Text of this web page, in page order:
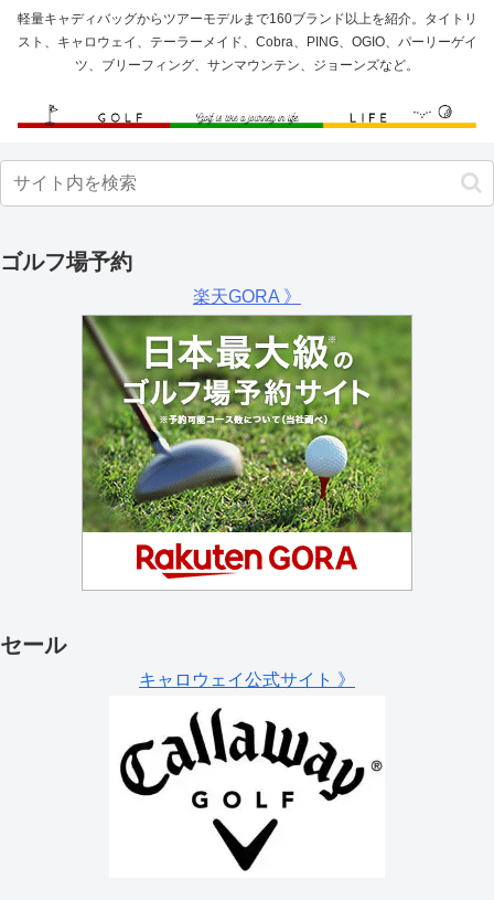
軽量キャディバッグからツアーモデルまで160ブランド以上を紹介。タイトリ
スト、キャロウェイ、テーラーメイド、Cobra、PING、OGIO、パーリーゲイ
ツ、ブリーフィング、サンマウンテン、ジョーンズなど。
ゴルフ場予約
楽天GORA 》
セール
キャロウェイ公式サイト 》